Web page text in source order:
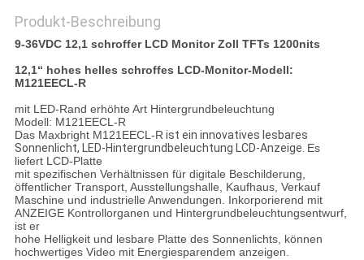
Produkt-Beschreibung
9-36VDC 12,1 schroffer LCD Monitor Zoll TFTs 1200nits
12,1“ hohes helles schroffes LCD-Monitor-Modell:
M121EECL-R
mit LED-Rand erhöhte Art Hintergrundbeleuchtung
Modell: M121EECL-R
Das Maxbright M121EECL-Rist ein innovatives lesbares
Sonnenlicht, LED-Hintergrundbeleuchtung LCD-Anzeige. Es
liefert LCD-Platte
mit spezifischen Verhältnissen für digitale Beschilderung,
öffentlicher Transport, Ausstellungshalle, Kaufhaus, Verkauf
Maschine und industrielle Anwendungen. Inkorporierend mit
ANZEIGE Kontrollorganen und Hintergrundbeleuchtungsentwurf,
ist er
hohe Helligkeit und lesbare Platte des Sonnenlichts, können
hochwertiges Video mit Energiesparendem anzeigen.